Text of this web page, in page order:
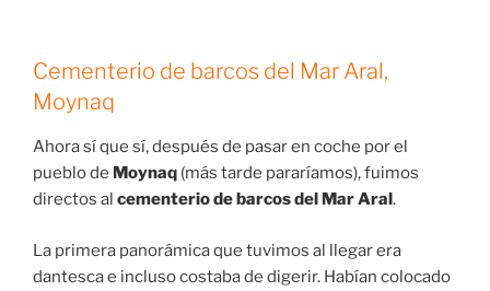
Cementerio de barcos del Mar Aral,
Moynaq
Ahora sí que sí, después de pasar en coche por el
pueblo de Moynaq (más tarde pararíamos), fuimos
directos al cementerio de barcos del Mar Aral.
La primera panorámica que tuvimos al llegar era
dantesca e incluso costaba de digerir. Habían colocado